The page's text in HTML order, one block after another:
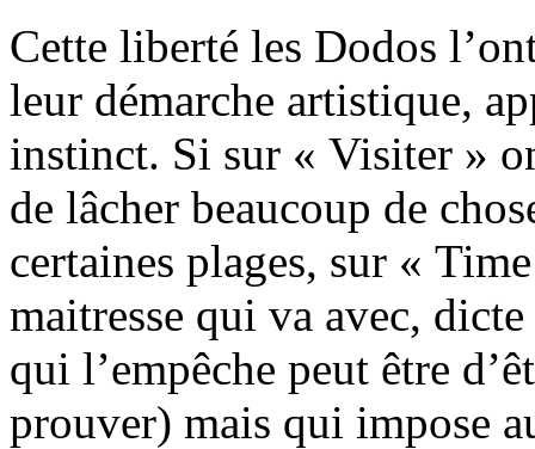
Cette liberté les Dodos
leur démarche artistique,
instinct. Si sur « Visiter »
de lâcher beaucoup de
certaines plages, sur «
maitresse qui va avec,
qui l’empêche peut être
prouver) mais qui impose